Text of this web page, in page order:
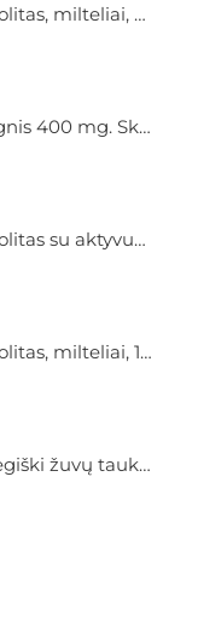
KIKI Health Zeolitas - Ceolitas, milteliai, 60
Trace Minerals Mega Magnis 400 mg. Skystas su mineralais, 118 ml.
KIKI Health Zeolitas - Ceolitas su aktyvuota anglimi, milteliai 60 g.
KIKI Health Zeolitas - Ceolitas, milteliai, 120 g.
SUPER OMEGA-3 - norvegiški žuvų taukai su Omega-3, didelė koncentracija, 100+30 kapsulių